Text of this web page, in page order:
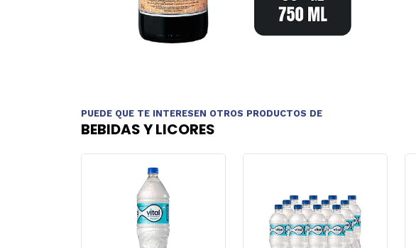
PUEDE QUE TE INTERESEN OTROS PRODUCTOS DE
BEBIDAS Y LICORES